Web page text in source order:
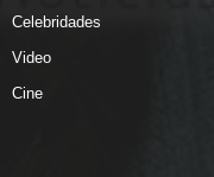
Celebridades
Video
Cine